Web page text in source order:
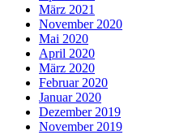
März 2021
November 2020
Mai 2020
April 2020
März 2020
Februar 2020
Januar 2020
Dezember 2019
November 2019